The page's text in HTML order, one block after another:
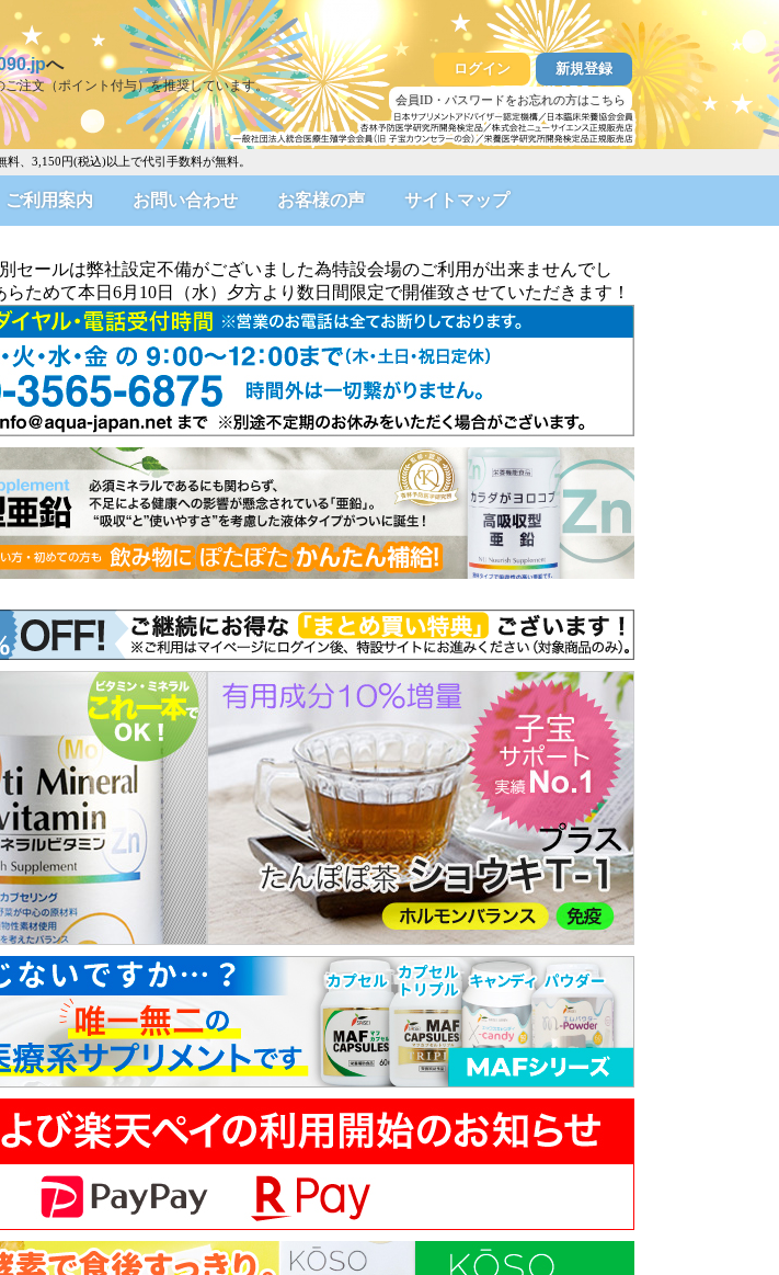
新規登録
ログイン
会員ID・パスワードをお忘れの方はこちら
へ
注文（ポイント付与）を推奨しています。
、3,150円(税込)以上で代引手数料が無料。
ご利用案内 お問い合わせ お客様の声 サイトマップ
セールは弊社設定不備がございました為特設会場のご利用が出来ませんでし
ためて本日6月10日（水）夕方より数日間限定で開催致させていただきます！